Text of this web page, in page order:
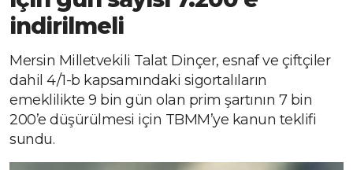
indirilmeli
Mersin Milletvekili Talat Dinçer, esnaf ve çiftçiler
dahil 4/1-b kapsamındaki sigortalıların
emeklilikte 9 bin gün olan prim şartının 7 bin
200’e düşürülmesi için TBMM’ye kanun teklifi
sundu.